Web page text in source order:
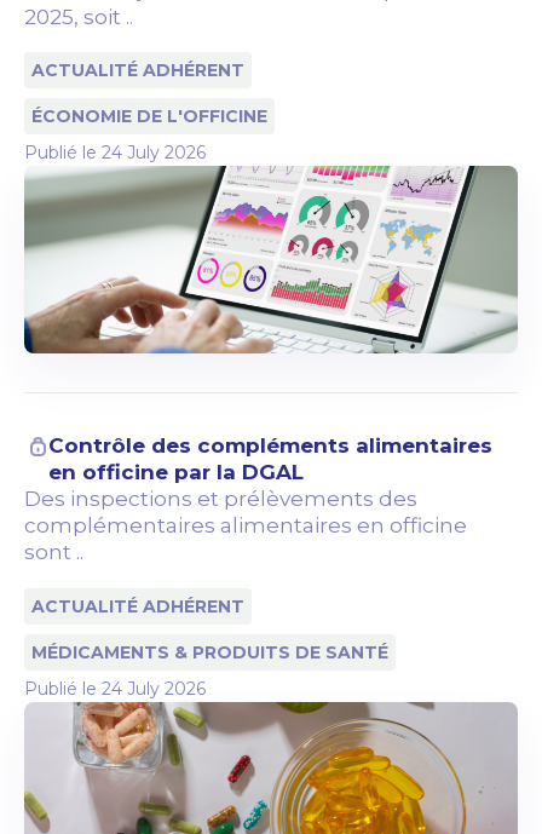
2025, soit ..
ACTUALITÉ ADHÉRENT
ÉCONOMIE DE L'OFFICINE
Publié le 24 July 2026
Contrôle des compléments alimentaires
en officine par la DGAL
Des inspections et prélèvements des
complémentaires alimentaires en officine
sont ..
ACTUALITÉ ADHÉRENT
MÉDICAMENTS & PRODUITS DE SANTÉ
Publié le 24 July 2026